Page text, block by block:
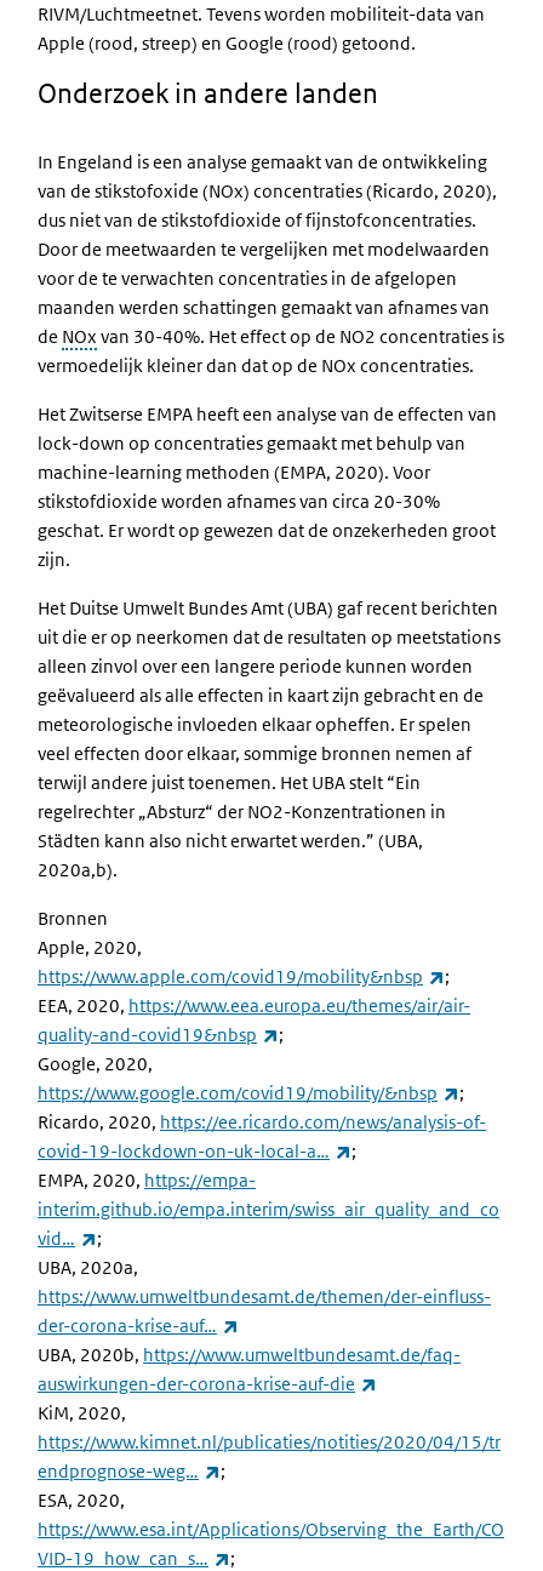
RIVM/Luchtmeetnet. Tevens worden mobiliteit-data van
Apple (rood, streep) en Google (rood) getoond.
Onderzoek in andere landen
In Engeland is een analyse gemaakt van de ontwikkeling
van de stikstofoxide (NOx) concentraties (Ricardo, 2020),
dus niet van de stikstofdioxide of fijnstofconcentraties.
Door de meetwaarden te vergelijken met modelwaarden
voor de te verwachten concentraties in de afgelopen
maanden werden schattingen gemaakt van afnames van
de NOx van 30-40%. Het effect op de NO2 concentraties is
vermoedelijk kleiner dan dat op de NOx concentraties.
Het Zwitserse EMPA heeft een analyse van de effecten van
lock-down op concentraties gemaakt met behulp van
machine-learning methoden (EMPA, 2020). Voor
stikstofdioxide worden afnames van circa 20-30%
geschat. Er wordt op gewezen dat de onzekerheden groot
zijn.
Het Duitse Umwelt Bundes Amt (UBA) gaf recent berichten
uit die er op neerkomen dat de resultaten op meetstations
alleen zinvol over een langere periode kunnen worden
geëvalueerd als alle effecten in kaart zijn gebracht en de
meteorologische invloeden elkaar opheffen. Er spelen
veel effecten door elkaar, sommige bronnen nemen af
terwijl andere juist toenemen. Het UBA stelt “Ein
regelrechter „Absturz“ der NO2-Konzentrationen in
Städten kann also nicht erwartet werden.” (UBA,
2020a,b).
Bronnen
Apple, 2020,
https://www.apple.com/covid19/mobility&nbsp
(externe
;
EEA, 2020, https://www.eea.europa.eu/themes/air/air-
quality-and-covid19&nbsp
(externe link)
;
Google, 2020,
https://www.google.com/covid19/mobility/&nbsp
(externe
;
Ricardo, 2020, https://ee.ricardo.com/news/analysis-of-
covid-19-lockdown-on-uk-local-a…
(externe link)
;
EMPA, 2020, https://empa-
interim.github.io/empa.interim/swiss_air_quality_and_co
vid…
(externe link)
;
UBA, 2020a,
https://www.umweltbundesamt.de/themen/der-einfluss-
der-corona-krise-auf…
UBA, 2020b, https://www.umweltbundesamt.de/faq-
auswirkungen-der-corona-krise-auf-die
KiM, 2020,
https://www.kimnet.nl/publicaties/notities/2020/04/15/tr
endprognose-weg…
(externe link)
;
ESA, 2020,
https://www.esa.int/Applications/Observing_the_Earth/CO
VID-19_how_can_s…
(externe link)
;